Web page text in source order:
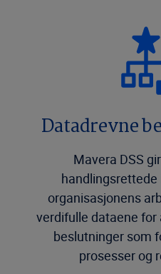
Datadrevne
Mavera DSS
organisasjonens
verdifulle dataene for
beslutninger som
prosesser og